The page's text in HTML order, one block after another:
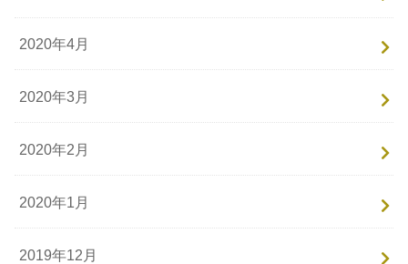
2020年4月
2020年3月
2020年2月
2020年1月
2019年12月